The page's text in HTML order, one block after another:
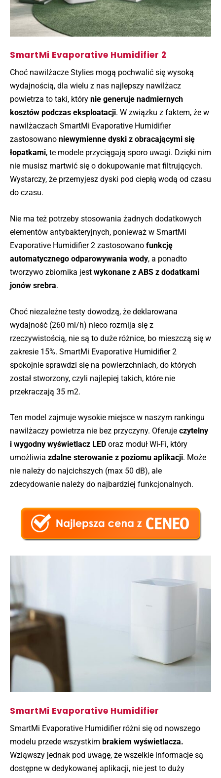
SmartMi Evaporative Humidifier 2
Choć nawilżacze Stylies mogą pochwalić się wysoką
wydajnością, dla wielu z nas najlepszy nawilżacz
powietrza to taki, który nie generuje nadmiernych
kosztów podczas eksploatacji. W związku z faktem, że w
nawilżaczach SmartMi Evaporative Humidifier
zastosowano niewymienne dyski z obracającymi się
łopatkami, te modele przyciągają sporo uwagi. Dzięki nim
nie musisz martwić się o dokupowanie mat filtrujących.
Wystarczy, że przemyjesz dyski pod ciepłą wodą od czasu
do czasu.
Nie ma też potrzeby stosowania żadnych dodatkowych
elementów antybakteryjnych, ponieważ w SmartMi
Evaporative Humidifier 2 zastosowano funkcję
automatycznego odparowywania wody, a ponadto
tworzywo zbiornika jest wykonane z ABS z dodatkami
jonów srebra.
Choć niezależne testy dowodzą, że deklarowana
wydajność (260 ml/h) nieco rozmija się z
rzeczywistością, nie są to duże różnice, bo mieszczą się w
zakresie 15%. SmartMi Evaporative Humidifier 2
spokojnie sprawdzi się na powierzchniach, do których
został stworzony, czyli najlepiej takich, które nie
przekraczają 35 m2.
Ten model zajmuje wysokie miejsce w naszym rankingu
nawilżaczy powietrza nie bez przyczyny. Oferuje czytelny
i wygodny wyświetlacz LED oraz moduł Wi-Fi, który
umożliwia zdalne sterowanie z poziomu aplikacji. Może
nie należy do najcichszych (max 50 dB), ale
zdecydowanie należy do najbardziej funkcjonalnych.
SmartMi Evaporative Humidifier
SmartMi Evaporative Humidifier różni się od nowszego
modelu przede wszystkim brakiem wyświetlacza.
Wziąwszy jednak pod uwagę, że wszelkie informacje są
dostępne w dedykowanej aplikacji, nie jest to duży